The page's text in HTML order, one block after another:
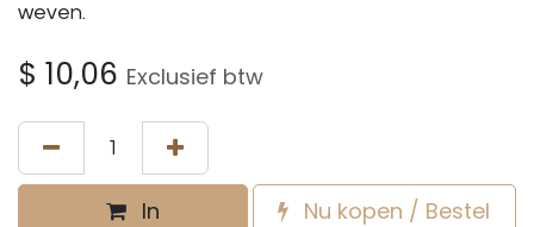
weven.
$ 10,06 Exclusief btw
In
Nu kopen / Bestel